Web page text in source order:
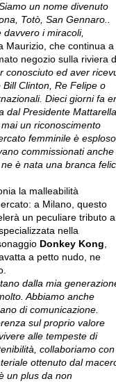
un nome divenuto
Totò, San Gennaro..
davvero i miracoli,
Maurizio, che continua a
negozio sulla riviera
conosciuto ed aver
Clinton, Re Felipe o
Dieci giorni fa
dal Presidente
un riconoscimento
femminile è esploso
commissionati anche
è nata una branca
la malleabilità
a Milano, questo
un peculiare tributo
nella
Donkey Kong,
a petto nudo, ne
dalla mia
Abbiamo anche
di comunicazione.
sul proprio valore
alle tempeste di
collaboriamo con
ottenuto dal
un plus da non